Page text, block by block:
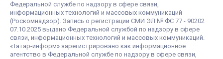
Федеральной службе по надзору в сфере связи,
информационных технологий и массовых коммуникаций
(Роскомнадзор). Запись о регистрации СМИ ЭЛ № ФС 77 - 90202
07.10.2025 выдано Федеральной службой по надзору в сфере
связи, информационных технологий и массовых коммуникаций.
«Татар-информ» зарегистрировано как информационное
агентство в Федеральной службе по надзору в сфере связи,